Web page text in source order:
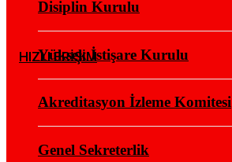
HIZLI ERİŞİM
Disiplin Kurulu
Yüksek İstişare Kurulu
Akreditasyon İzleme Komitesi
Genel Sekreterlik